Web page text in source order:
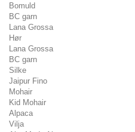
Bomuld
BC garn
Lana Grossa
Hør
Lana Grossa
BC garn
Silke
Jaipur Fino
Mohair
Kid Mohair
Alpaca
Vilja